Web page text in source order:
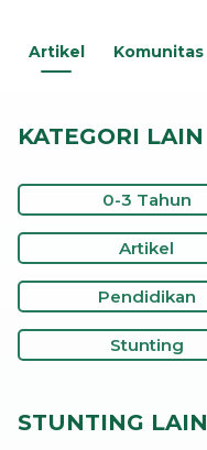
Artikel Komunitas
KATEGORI LAIN
0-3 Tahun
Artikel
Pendidikan
Stunting
STUNTING LAIN